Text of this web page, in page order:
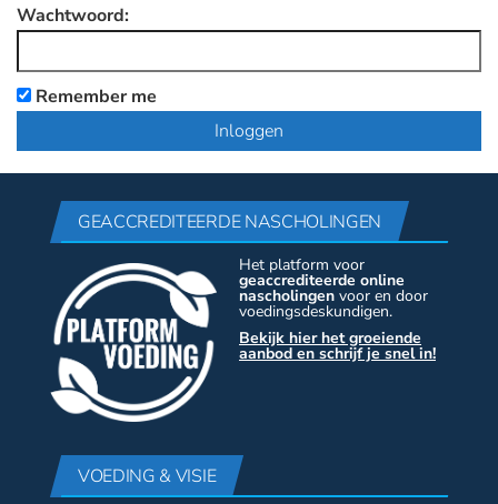
Wachtwoord:
Remember me
GEACCREDITEERDE NASCHOLINGEN
Het platform voor
geaccrediteerde online
nascholingen voor en door
voedingsdeskundigen.
Bekijk hier het groeiende
aanbod en schrijf je snel in!
VOEDING & VISIE